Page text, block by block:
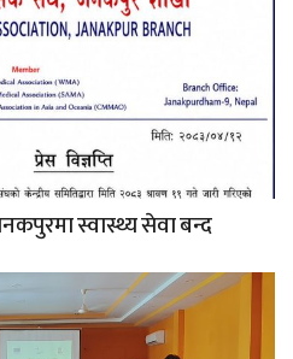
स्वास्थ्य सेवा बन्द